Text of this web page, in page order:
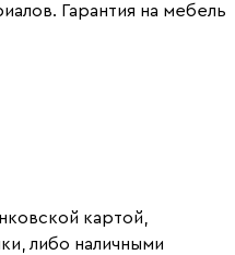
Гарантия на мебель
картой,
либо наличными